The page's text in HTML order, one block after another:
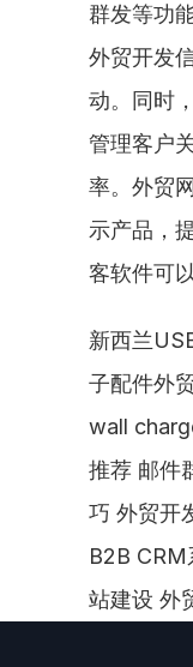
群发等功
外贸开发
动。同时
管理客户
率。外贸
示产品，
客软件可
新西兰
子配件外
wall
推荐 邮件
巧 外贸开
B2B CRM
站建设 外